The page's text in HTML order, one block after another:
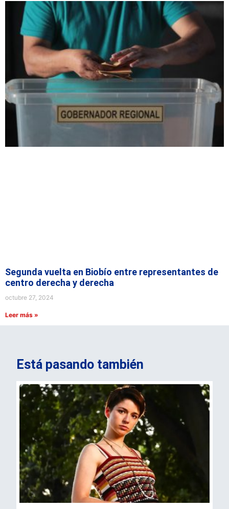
Segunda vuelta en Biobío entre representantes de
centro derecha y derecha
octubre 27, 2024
Leer más »
Está pasando también